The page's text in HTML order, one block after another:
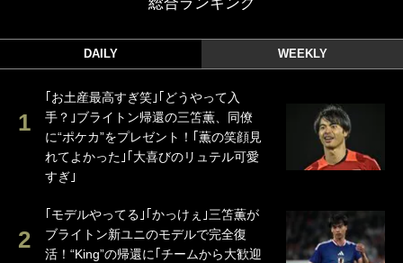
DAILY WEEKLY
｢お土産最高すぎ笑｣｢どうやって入
手？｣ブライトン帰還の三笘薫、同僚
に“ポケカ”をプレゼント！｢薫の笑顔見
れてよかった｣｢大喜びのリュテル可愛
すぎ｣
｢モデルやってる｣｢かっけぇ｣三笘薫が
ブライトン新ユニのモデルで完全復
活！“King”の帰還に｢チームから大歓迎